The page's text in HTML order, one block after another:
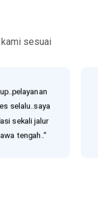
kami sesuai
selalu..saya
sekali jalur
tengah..”